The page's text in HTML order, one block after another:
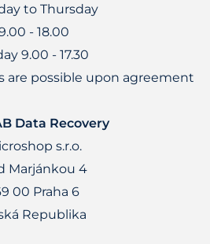
to Thursday
- 18.00
9.00 - 17.30
are possible upon agreement
Data Recovery
s.r.o.
Marjánkou 4
00 Praha 6
Republika